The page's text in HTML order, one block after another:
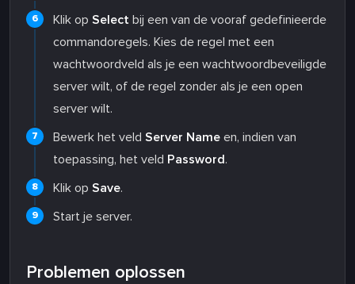
Klik op Select bij een van de vooraf gedefinieerde
commandoregels. Kies de regel met een
wachtwoordveld als je een wachtwoordbeveiligde
server wilt, of de regel zonder als je een open
server wilt.
Bewerk het veld Server Name en, indien van
toepassing, het veld Password.
Klik op Save.
Start je server.
Problemen oplossen